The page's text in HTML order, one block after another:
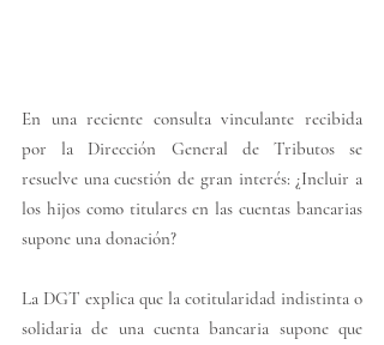
En una reciente consulta vinculante recibida
por la Dirección General de Tributos se
resuelve una cuestión de gran interés: ¿Incluir a
los hijos como titulares en las cuentas bancarias
supone una donación?
La DGT explica que la cotitularidad indistinta o
solidaria de una cuenta bancaria supone que